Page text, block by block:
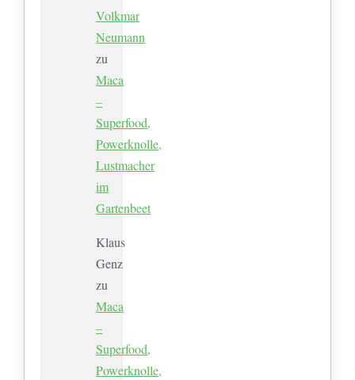
Volkmar
Neumann
zu
Maca
–
Superfood,
Powerknolle,
Lustmacher
im
Gartenbeet
Klaus
Genz
zu
Maca
–
Superfood,
Powerknolle,